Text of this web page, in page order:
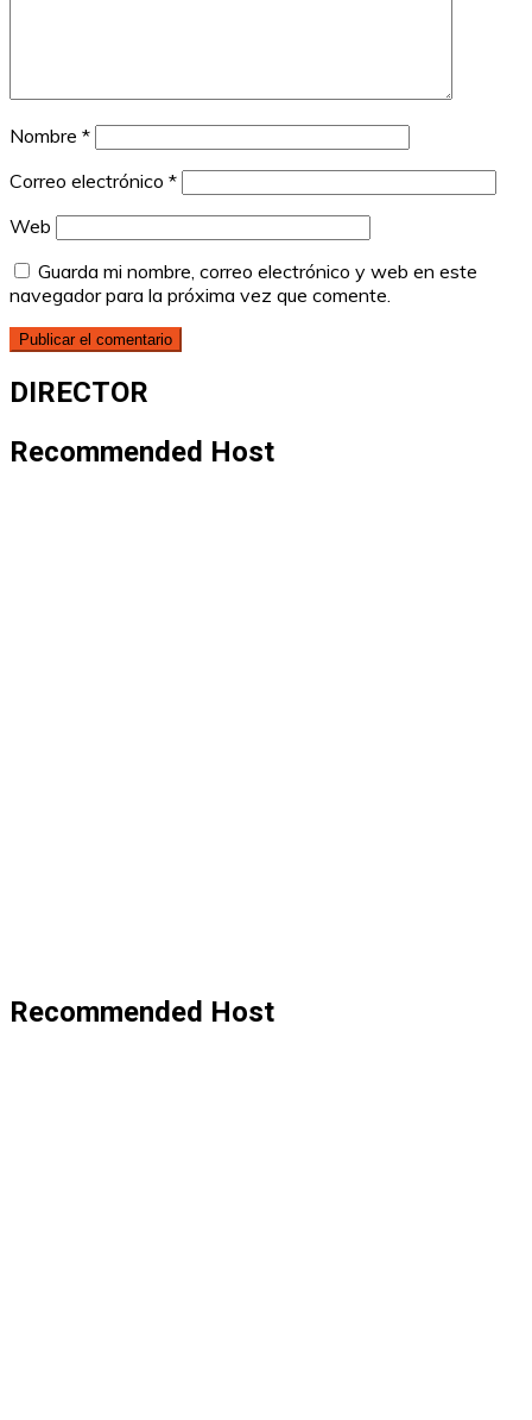
Nombre *
Correo electrónico *
Web
Guarda mi nombre, correo electrónico y web en este
navegador para la próxima vez que comente.
DIRECTOR
Recommended Host
Recommended Host